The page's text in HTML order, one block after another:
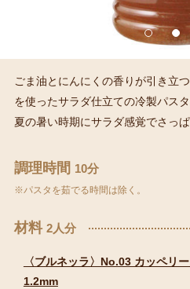
ごま油とにんにくの香りが引き立
を使ったサラダ仕立ての冷製パスタ
夏の暑い時期にサラダ感覚でさっぱ
調理時間 10分
※パスタを茹でる時間は除く。
材料 2人分
〈ブルネッラ〉No.03 カッペリ
1.2mm